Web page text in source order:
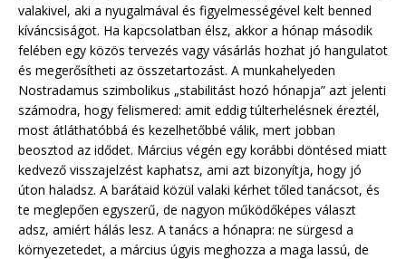
valakivel, aki a nyugalmával és figyelmességével kelt benned
kíváncsiságot. Ha kapcsolatban élsz, akkor a hónap második
felében egy közös tervezés vagy vásárlás hozhat jó hangulatot
és megerősítheti az összetartozást. A munkahelyeden
Nostradamus szimbolikus „stabilitást hozó hónapja” azt jelenti
számodra, hogy felismered: amit eddig túlterhelésnek éreztél,
most átláthatóbbá és kezelhetőbbé válik, mert jobban
beosztod az idődet. Március végén egy korábbi döntésed miatt
kedvező visszajelzést kaphatsz, ami azt bizonyítja, hogy jó
úton haladsz. A barátaid közül valaki kérhet tőled tanácsot, és
te meglepően egyszerű, de nagyon működőképes választ
adsz, amiért hálás lesz. A tanács a hónapra: ne sürgesd a
környezetedet, a március úgyis meghozza a maga lassú, de